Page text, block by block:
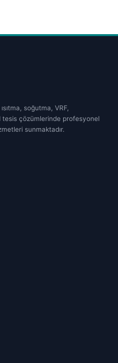
soğutma, VRF,
tesis çözümlerinde profesyonel
sunmaktadır.